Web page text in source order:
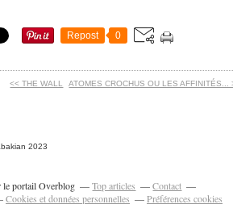
Repost 0
<< THE WALL ATOMES CROCHUS OU LES AFFINITÉS...
2023
le portail Overblog Top articles
Contact
Cookies et données personnelles Préférences cookies